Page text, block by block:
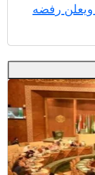
ويعلن رفضه